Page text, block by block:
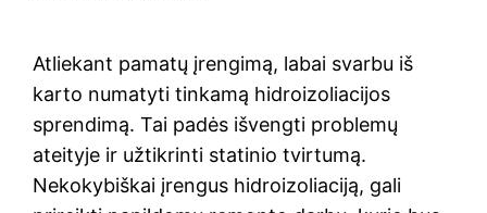
Atliekant pamatų įrengimą, labai svarbu iš
karto numatyti tinkamą hidroizoliacijos
sprendimą. Tai padės išvengti problemų
ateityje ir užtikrinti statinio tvirtumą.
Nekokybiškai įrengus hidroizoliaciją, gali